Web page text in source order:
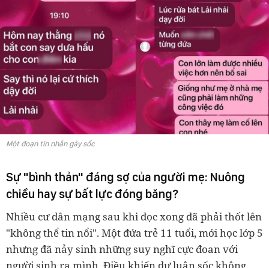
Một đoạn tin nhắn gây sốc
Sự "bình thản" đáng sợ của người mẹ: Nuông
chiều hay sự bất lực đóng băng?
Nhiều cư dân mạng sau khi đọc xong đã phải thốt lên
"không thể tin nổi". Một đứa trẻ 11 tuổi, mới học lớp 5
nhưng đã nảy sinh những suy nghĩ cực đoan với
người sinh ra mình. Điều khiến dư luận sốc không